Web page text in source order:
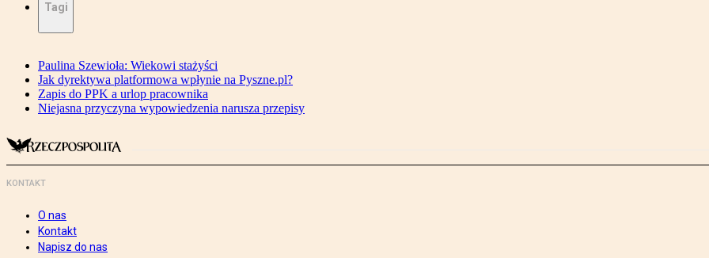
Tagi
Paulina Szewioła: Wiekowi stażyści
Jak dyrektywa platformowa wpłynie na Pyszne.pl?
Zapis do PPK a urlop pracownika
Niejasna przyczyna wypowiedzenia narusza przepisy
KONTAKT
O nas
Kontakt
Napisz do nas